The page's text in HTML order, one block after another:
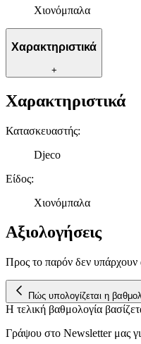
Χιονόμπαλα
Χαρακτηριστικά
+
Χαρακτηριστικά
Κατασκευαστής:
Djeco
Είδος:
Χιονόμπαλα
Αξιολογήσεις
Προς το παρόν δεν υπάρχουν
Πώς υπολογίζεται η
Η τελική βαθμολογία
Γράψου στο Νewsletter μας